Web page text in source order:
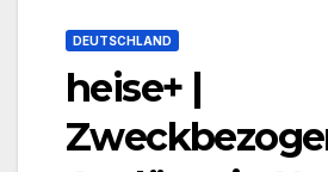
DEUTSCHLAND
heise+ |